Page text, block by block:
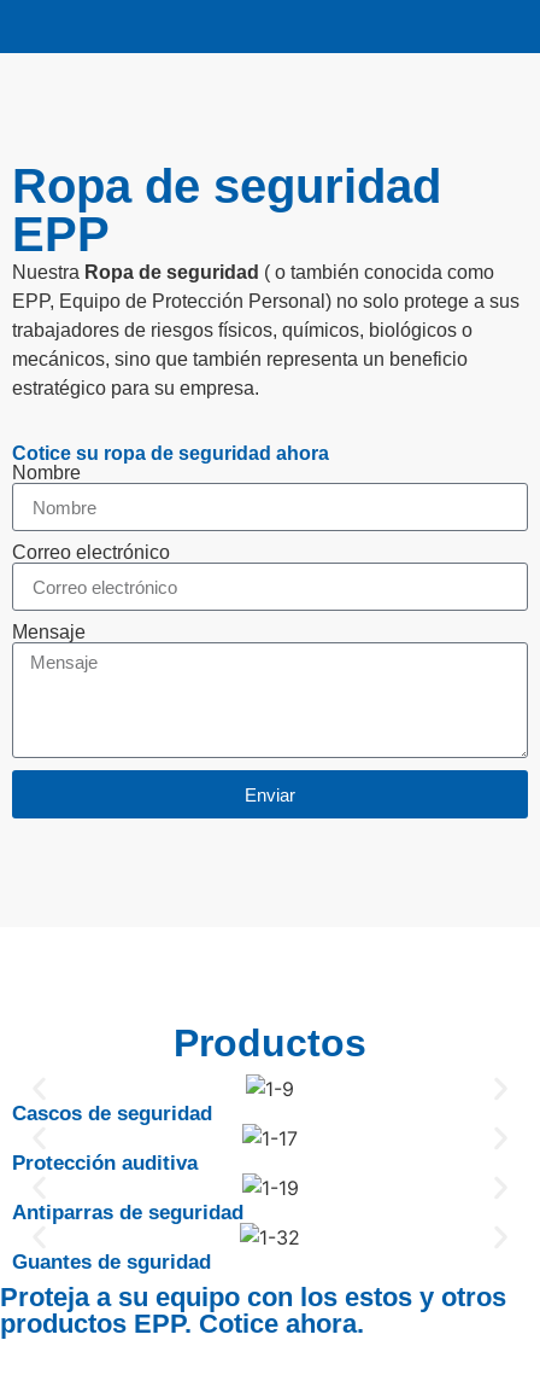
Ropa de seguridad
EPP
Nuestra Ropa de seguridad ( o también conocida como
EPP, Equipo de Protección Personal) no solo protege a sus
trabajadores de riesgos físicos, químicos, biológicos o
mecánicos, sino que también representa un beneficio
estratégico para su empresa.
Cotice su ropa de seguridad ahora
Nombre
Correo electrónico
Mensaje
Enviar
Productos
Cascos de seguridad
Protección auditiva
Antiparras de seguridad
Guantes de sguridad
Proteja a su equipo con los estos y otros
productos EPP. Cotice ahora.